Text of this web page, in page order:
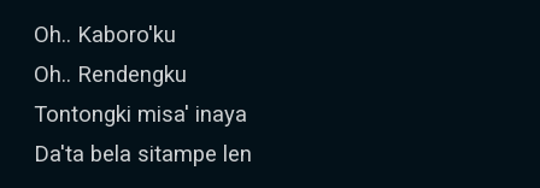
Oh.. Kaboro'ku
Oh.. Rendengku
Tontongki misa' inaya
Da'ta bela sitampe len